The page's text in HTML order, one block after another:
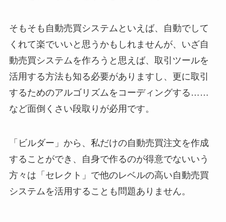
そもそも自動売買システムといえば、自動でして
くれて楽でいいと思うかもしれませんが、いざ自
動売買システムを作ろうと思えば、取引ツールを
活用する方法も知る必要がありますし、更に取引
するためのアルゴリズムをコーディングする……
など面倒くさい段取りが必用です。
「ビルダー」から、私だけの自動売買注文を作成
することができ、自身で作るのが得意でないいう
方々は「セレクト」で他のレベルの高い自動売買
システムを活用することも問題ありません。